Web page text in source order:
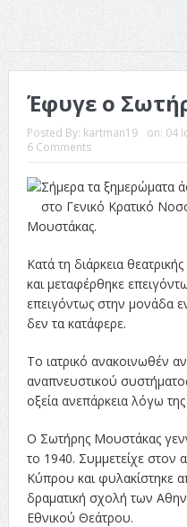
Έφυγε ο
Posted By: kartman19 on: 04
6 Comments
Σήμερα τα ξημερώματα
στο Γενικό Κρατικό
Μουστάκας.
Κατά τη διάρκεια
και μεταφέρθηκε
επειγόντως στην μονάδα
δεν τα κατάφερε.
Το ιατρικό ανακοινωθέν
αναπνευστικού
οξεία ανεπάρκεια λόγω
Ο Σωτήρης Μουστάκας
το 1940. Συμμετείχε στον
Κύπρου και φυλακίστηκε
δραματική σχολή των
Εθνικού Θεάτρου.